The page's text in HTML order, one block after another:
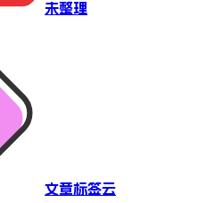
未整理
文章标签云